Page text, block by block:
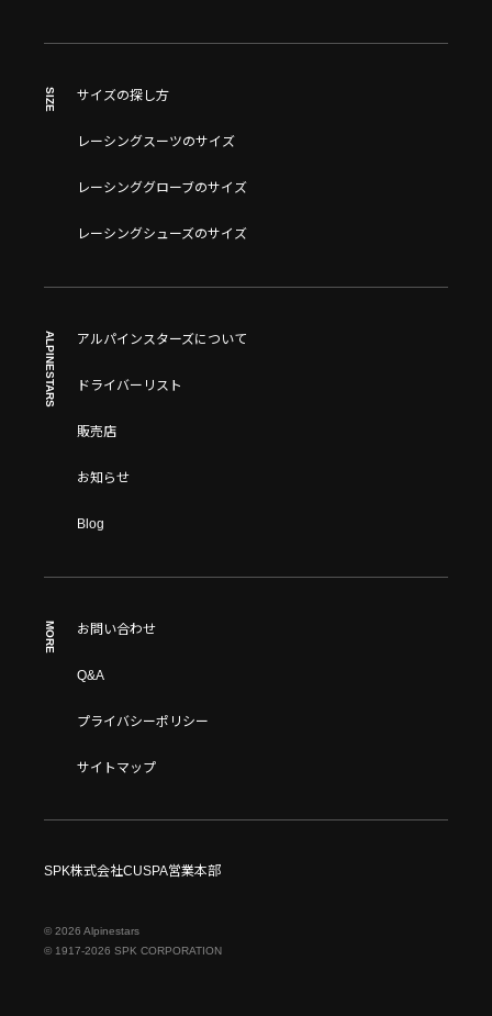
SIZE サイズの探し方
レーシングスーツのサイズ
レーシンググローブのサイズ
レーシングシューズのサイズ
ALPINESTARS アルパインスターズについて
ドライバーリスト
販売店
お知らせ
Blog
MORE お問い合わせ
Q&A
プライバシーポリシー
サイトマップ
SPK株式会社CUSPA営業本部
© 2026 Alpinestars
© 1917-2026 SPK CORPORATION